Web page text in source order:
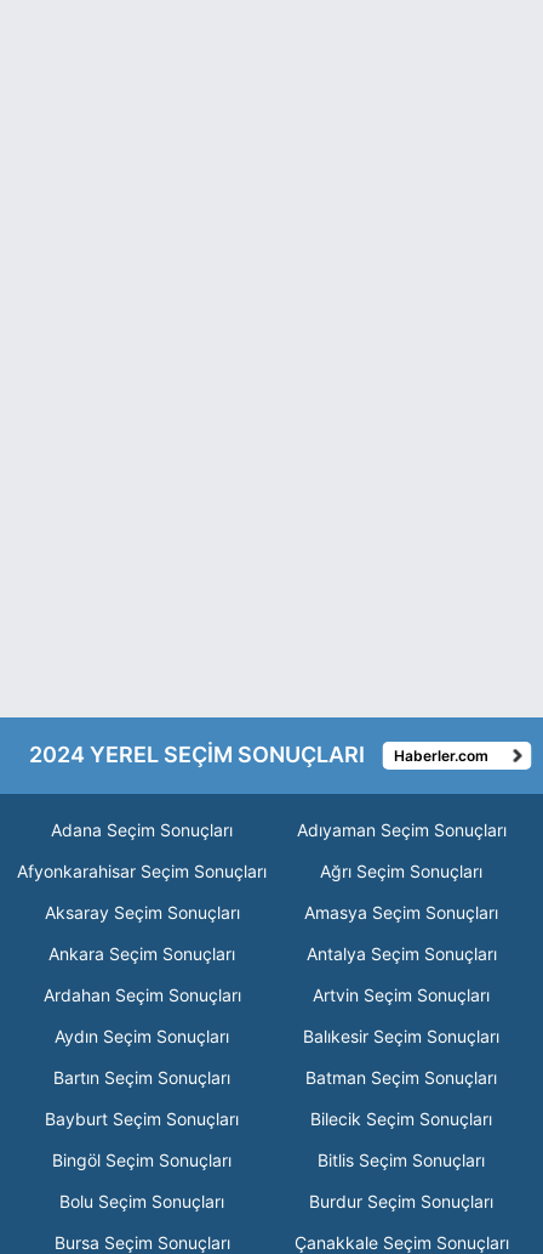
2024 YEREL SEÇİM SONUÇLARI Haberler.com
Adana Seçim Sonuçları
Adıyaman Seçim Sonuçları
Afyonkarahisar Seçim Sonuçları
Ağrı Seçim Sonuçları
Aksaray Seçim Sonuçları
Amasya Seçim Sonuçları
Ankara Seçim Sonuçları
Antalya Seçim Sonuçları
Ardahan Seçim Sonuçları
Artvin Seçim Sonuçları
Aydın Seçim Sonuçları
Balıkesir Seçim Sonuçları
Bartın Seçim Sonuçları
Batman Seçim Sonuçları
Bayburt Seçim Sonuçları
Bilecik Seçim Sonuçları
Bingöl Seçim Sonuçları
Bitlis Seçim Sonuçları
Bolu Seçim Sonuçları
Burdur Seçim Sonuçları
Bursa Seçim Sonuçları
Çanakkale Seçim Sonuçları